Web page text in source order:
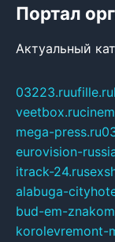
Портал
Актуальный
03223.ruufille.ru
veetbox.ru
mega-press.ru
eurovision-
itrack-24.ru
alabuga-
bud-em-
korolevremont-